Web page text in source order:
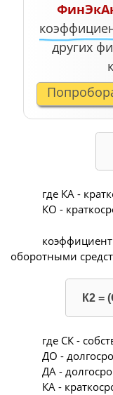
других
где КА -
КО -
оборотными
К2 =
где СК -
ДО -
ДА -
КА -